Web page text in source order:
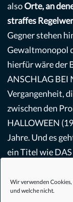
Wir verwenden Cookies,
und welche nicht.
alsoOrte, an
straffes
Gegner stehen
Gewaltmonopol
hierfür wäre der
ANSCHLAG BEI
Vergangenheit,
zwischen den
HALLOWEEN
Jahre. Und es
ein Titel wie
(THE THING,
soziale
Markt gehandelt